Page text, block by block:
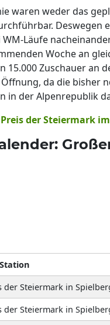
waren weder das
Läufe
Woche an
15.000 Zuschauer an
da die bisher
in der Alpenrepublik
der Steiermark
der Steiermark in
der Steiermark in